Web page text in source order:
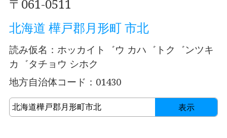
〒061-0511
北海道 樺戸郡月形町 市北
読み仮名：ホッカイト゛ウ カハ゛トク゛ンツキ
カ゛タチョウ シホク
地方自治体コード：01430
表示